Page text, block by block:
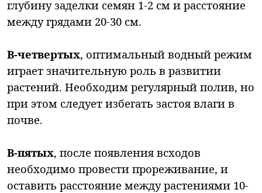
глубину заделки семян 1-2 см и расстояние
между грядами 20-30 см.
В-четвертых, оптимальный водный режим
играет значительную роль в развитии
растений. Необходим регулярный полив, но
при этом следует избегать застоя влаги в
почве.
В-пятых, после появления всходов
необходимо провести прореживание, и
оставить расстояние между растениями 10-